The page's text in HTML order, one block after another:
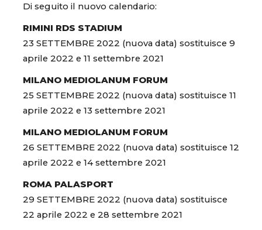
Di seguito il nuovo calendario:
RIMINI RDS STADIUM
23 SETTEMBRE 2022 (nuova data) sostituisce 9
aprile 2022 e 11 settembre 2021
MILANO MEDIOLANUM FORUM
25 SETTEMBRE 2022 (nuova data) sostituisce 11
aprile 2022 e 13 settembre 2021
MILANO MEDIOLANUM FORUM
26 SETTEMBRE 2022 (nuova data) sostituisce 12
aprile 2022 e 14 settembre 2021
ROMA PALASPORT
29 SETTEMBRE 2022 (nuova data) sostituisce
22 aprile 2022 e 28 settembre 2021